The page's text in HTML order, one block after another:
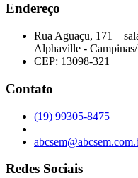
Endereço
Rua Aguaçu, 171 –
Alphaville -
CEP: 13098-321
Contato
(19) 99305-8475
Redes Sociais